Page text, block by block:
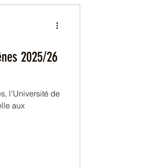
2025/26
l’Université de
aux